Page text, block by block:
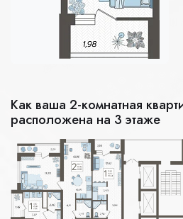
Как ваша 2-комнатная
расположена на 3 этаже